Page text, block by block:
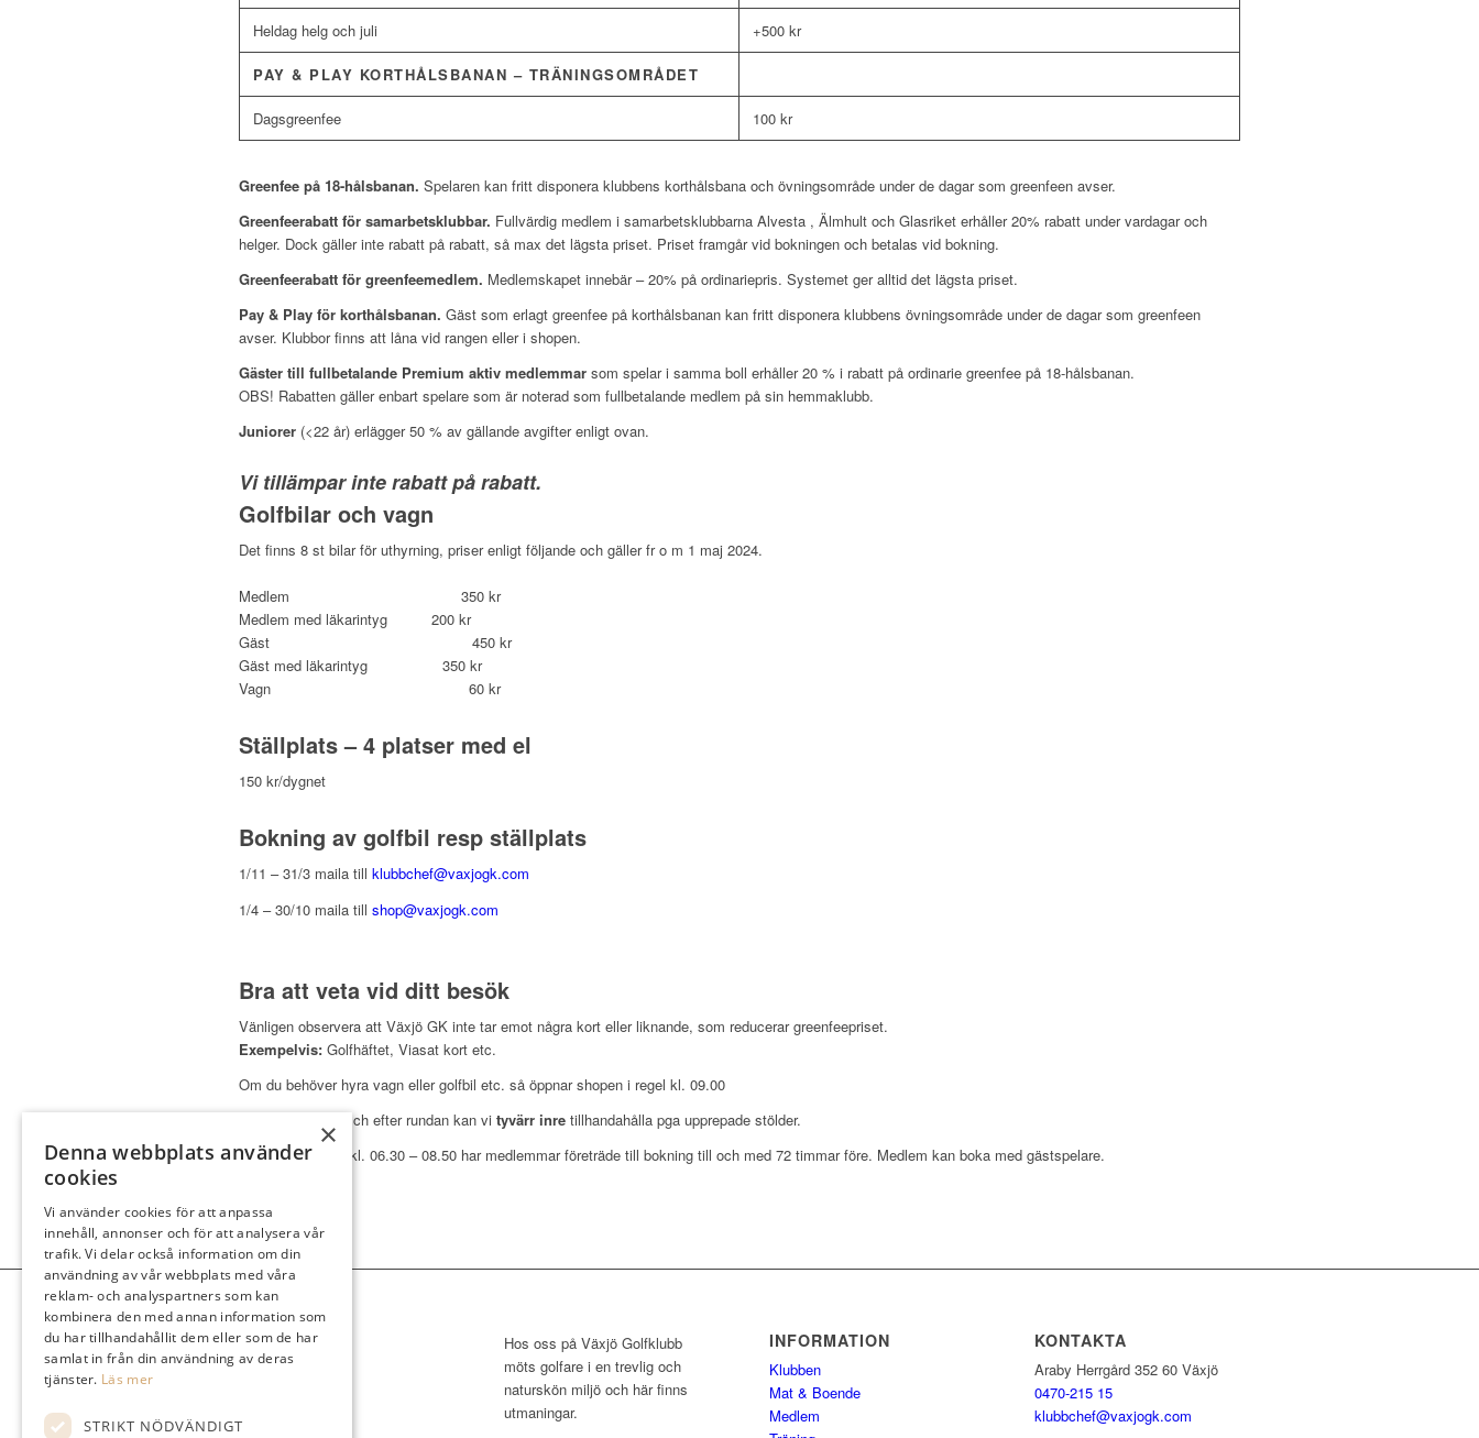
Heldag helg och juli +500 kr
PAY & PLAY KORTHÅLSBANAN – TRÄNINGSOMRÅDET
Dagsgreenfee 100 kr
Greenfee på 18-hålsbanan. Spelaren kan fritt disponera klubbens korthålsbana och övningsområde under de dagar som greenfeen avser.
Greenfeerabatt för samarbetsklubbar. Fullvärdig medlem i samarbetsklubbarna Alvesta , Älmhult och Glasriket erhåller 20% rabatt under vardagar och
helger. Dock gäller inte rabatt på rabatt, så max det lägsta priset. Priset framgår vid bokningen och betalas vid bokning.
Greenfeerabatt för greenfeemedlem. Medlemskapet innebär – 20% på ordinariepris. Systemet ger alltid det lägsta priset.
Pay & Play för korthålsbanan. Gäst som erlagt greenfee på korthålsbanan kan fritt disponera klubbens övningsområde under de dagar som greenfeen
avser. Klubbor finns att låna vid rangen eller i shopen.
Gäster till fullbetalande Premium aktiv medlemmar som spelar i samma boll erhåller 20 % i rabatt på ordinarie greenfee på 18-hålsbanan.
OBS! Rabatten gäller enbart spelare som är noterad som fullbetalande medlem på sin hemmaklubb.
Juniorer (<22 år) erlägger 50 % av gällande avgifter enligt ovan.
Vi tillämpar inte rabatt på rabatt.
Golfbilar och vagn
Det finns 8 st bilar för uthyrning, priser enligt följande och gäller fr o m 1 maj 2024.
Medlem 350 kr
Medlem med läkarintyg 200 kr
Gäst 450 kr
Gäst med läkarintyg 350 kr
Vagn 60 kr
Ställplats – 4 platser med el
150 kr/dygnet
Bokning av golfbil resp ställplats
1/11 – 31/3 maila till klubbchef@vaxjogk.com
1/4 – 30/10 maila till shop@vaxjogk.com
Bra att veta vid ditt besök
Vänligen observera att Växjö GK inte tar emot några kort eller liknande, som reducerar greenfeepriset.
Exempelvis: Golfhäftet, Viasat kort etc.
Om du behöver hyra vagn eller golfbil etc. så öppnar shopen i regel kl. 09.00
Handdukar till dusch efter rundan kan vi tyvärr inre tillhandahålla pga upprepade stölder.
På helger mellan kl. 06.30 – 08.50 har medlemmar företräde till bokning till och med 72 timmar före. Medlem kan boka med gästspelare.
Hos oss på Växjö Golfklubb
möts golfare i en trevlig och
naturskön miljö och här finns
utmaningar.
INFORMATION
Klubben
Mat & Boende
Medlem
KONTAKTA
Araby Herrgård 352 60 Växjö
0470-215 15
klubbchef@vaxjogk.com
×
Denna webbplats använder
cookies
Vi använder cookies för att anpassa
innehåll, annonser och för att analysera vår
trafik. Vi delar också information om din
användning av vår webbplats med våra
reklam- och analyspartners som kan
kombinera den med annan information som
du har tillhandahållit dem eller som de har
samlat in från din användning av deras
tjänster. Läs mer
STRIKT NÖDVÄNDIGT